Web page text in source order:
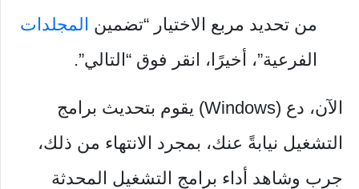
من تحديد مربع الاختيار “تضمين المجلدات
الفرعية”، أخيرًا، انقر فوق “التالي”.
الآن، دع (Windows) يقوم بتحديث برامج
التشغيل نيابةً عنك، بمجرد الانتهاء من ذلك،
جرب وشاهد أداء برامج التشغيل المحدثة